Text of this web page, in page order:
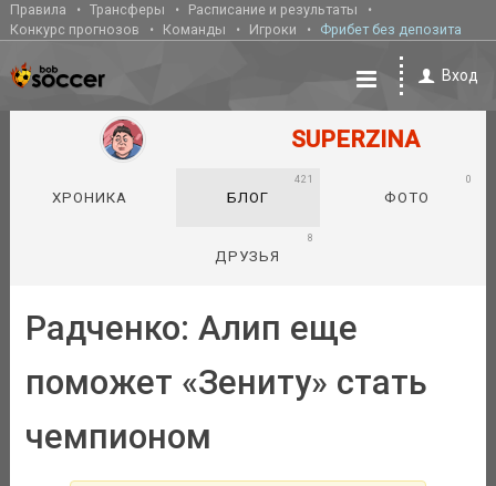
Правила Трансферы
Расписание и результаты
Конкурс прогнозов
Команды Игроки Фрибет без депозита
Вход
SUPERZINA
ХРОНИКА БЛОГ
421
ФОТО
0
ДРУЗЬЯ
8
Радченко: Алип еще
поможет «Зениту» стать
чемпионом